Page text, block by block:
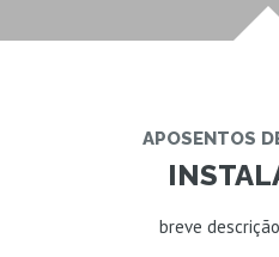
APOSENTOS
breve